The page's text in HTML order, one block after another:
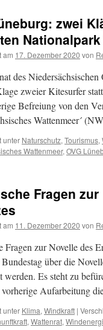
zwei
am 17. Dezember 2020 von
des
zweier Kitesurfer
Befreiung von den
Wattenmeer´
unter Naturschutz, Tourismus,
Wattenmeer, OVG
Fragen
am 11. Dezember 2020 von
Fragen zur Novelle des
über die
werden. Es steht zu
Aufarbeitung
unter Klima, Windkraft |
, Wattenrat,